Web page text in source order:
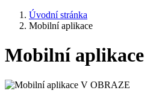
Úvodní stránka
Mobilní aplikace
Mobilní aplikace